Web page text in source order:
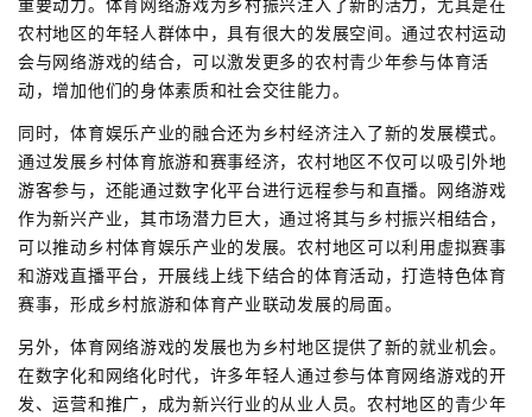
重要动力。体育网络游戏为乡村振兴注入了新的活力，尤其是在
农村地区的年轻人群体中，具有很大的发展空间。通过农村运动
会与网络游戏的结合，可以激发更多的农村青少年参与体育活
动，增加他们的身体素质和社会交往能力。
同时，体育娱乐产业的融合还为乡村经济注入了新的发展模式。
通过发展乡村体育旅游和赛事经济，农村地区不仅可以吸引外地
游客参与，还能通过数字化平台进行远程参与和直播。网络游戏
作为新兴产业，其市场潜力巨大，通过将其与乡村振兴相结合，
可以推动乡村体育娱乐产业的发展。农村地区可以利用虚拟赛事
和游戏直播平台，开展线上线下结合的体育活动，打造特色体育
赛事，形成乡村旅游和体育产业联动发展的局面。
另外，体育网络游戏的发展也为乡村地区提供了新的就业机会。
在数字化和网络化时代，许多年轻人通过参与体育网络游戏的开
发、运营和推广，成为新兴行业的从业人员。农村地区的青少年